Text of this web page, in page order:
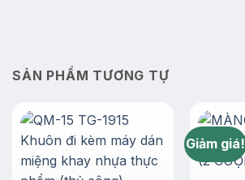
SẢN PHẨM TƯƠNG TỰ
Giảm giá!